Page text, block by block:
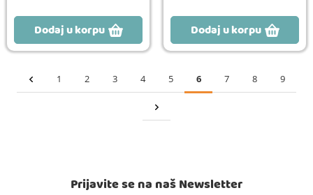
Dodaj u korpu Dodaj u korpu
1 2 3 4 5 6 7 8 9
Prijavite se na naš Newsletter